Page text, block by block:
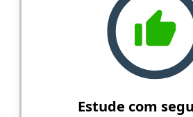
Estude com